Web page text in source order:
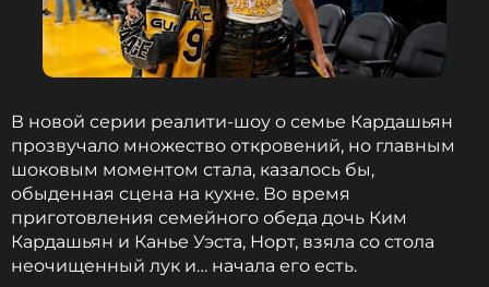
В новой серии реалити-шоу о семье Кардашьян
прозвучало множество откровений, но главным
шоковым моментом стала, казалось бы,
обыденная сцена на кухне. Во время
приготовления семейного обеда дочь Ким
Кардашьян и Канье Уэста, Норт, взяла со стола
неочищенный лук и… начала его есть.